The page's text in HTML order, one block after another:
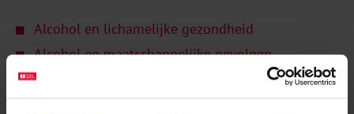
Alcohol en lichamelijke gezondheid
Alcohol en maatschappelijke gevolgen
Communiceren over alcohol